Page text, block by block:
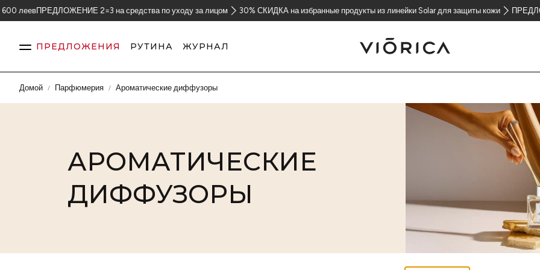
2=3 на средства по уходу за лицом 30% СКИДКА на избранные продукты из линейки Solar для защиты кожи ПРЕДЛОЖЕНИЕ
ПРЕДЛОЖЕНИЯ РУТИНА ЖУРНАЛ
Волосы
Домой Парфюмерия Ароматические диффузоры
АРОМАТИЧЕСКИЕ
ДИФФУЗОРЫ